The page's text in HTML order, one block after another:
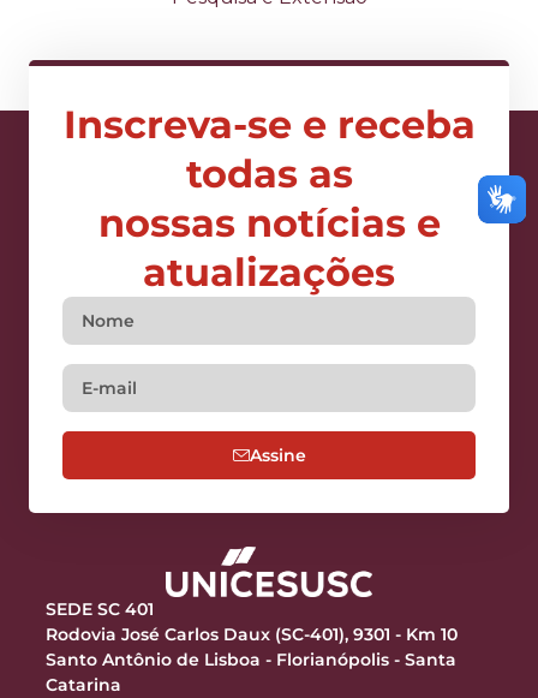
Inscreva-se e receba
todas as
nossas notícias e
atualizações
Assine
SEDE SC 401
Rodovia José Carlos Daux (SC-401), 9301 - Km 10
Santo Antônio de Lisboa - Florianópolis - Santa
Catarina